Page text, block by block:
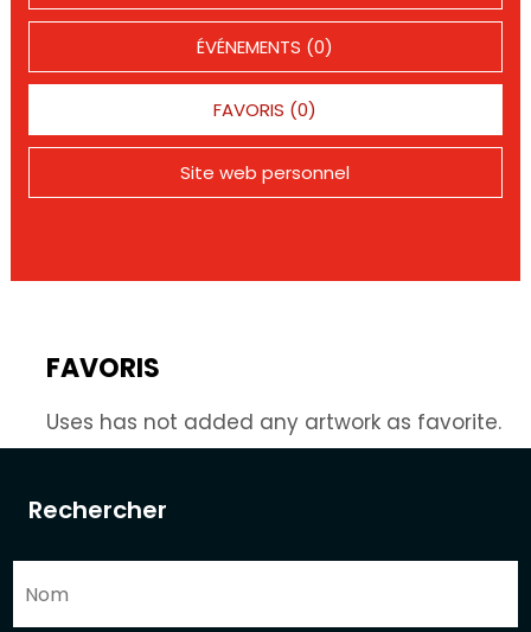
Rechercher
ÉVÉNEMENTS (0)
FAVORIS (0)
Site web personnel
FAVORIS
Uses has not added any artwork as favorite.